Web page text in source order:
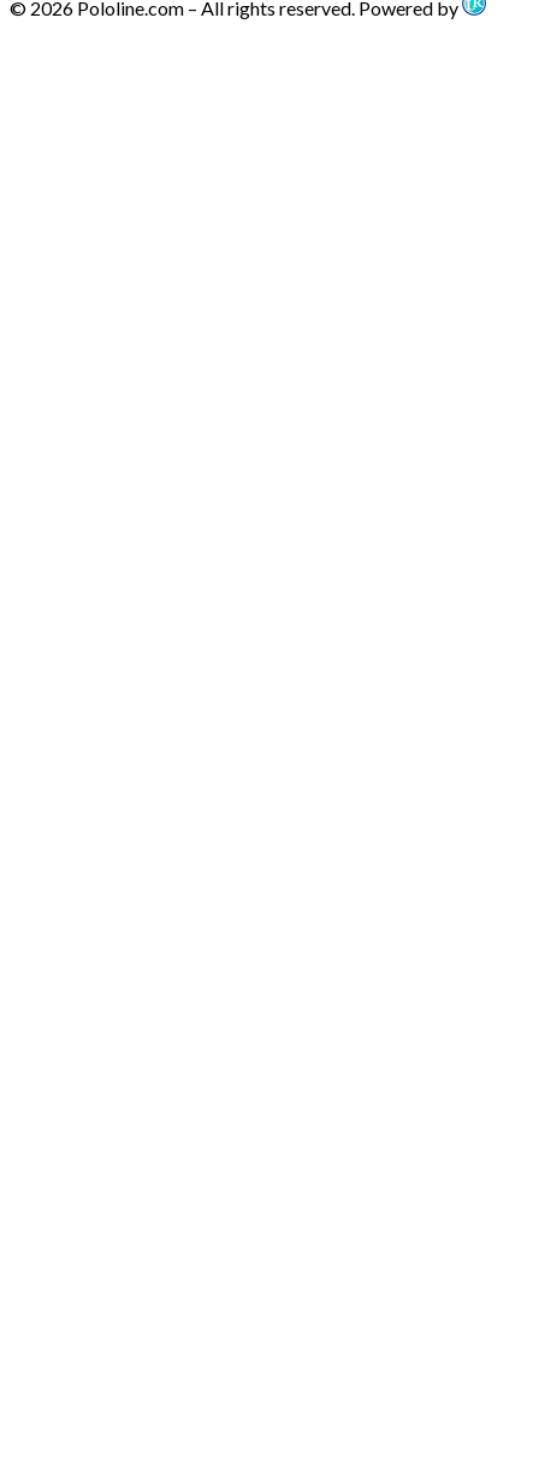
© 2026 Pololine.com – All rights reserved. Powered by